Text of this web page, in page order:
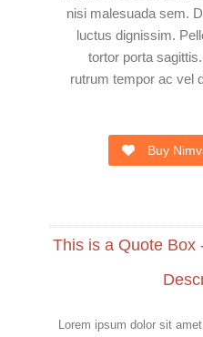
nisi malesuada sem.
luctus dignissim.
tortor porta
rutrum tempor ac vel
Buy
This is a Quote Box
Lorem ipsum dolor sit